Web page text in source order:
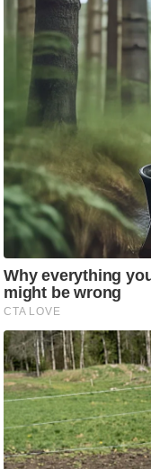
ले
श
शि
रा
नी
ति
वि
श्ले
ष
ण
स
म
सा
म
यि
क